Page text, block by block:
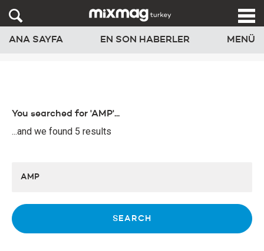
ANA SAYFA EN SON HABERLER MENÜ
You searched for 'AMP'...
...and we found 5 results